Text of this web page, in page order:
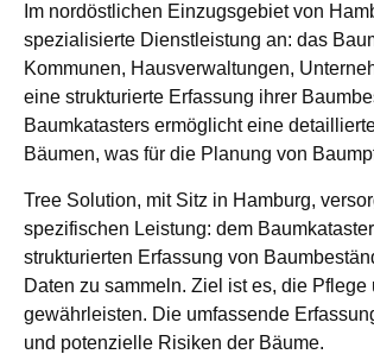
Im nordöstlichen Einzugsgebiet von
spezialisierte Dienstleistung an: das
Kommunen, Hausverwaltungen,
eine strukturierte Erfassung ihrer
Baumkatasters ermöglicht eine
Bäumen, was für die Planung von
Tree Solution, mit Sitz in Hamburg,
spezifischen Leistung: dem
strukturierten Erfassung von
Daten zu sammeln. Ziel ist es, die
gewährleisten. Die umfassende
und potenzielle Risiken der Bäume.